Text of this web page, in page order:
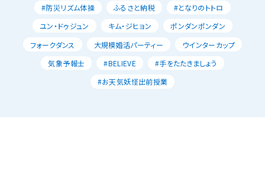
#防災リズム体操
ふるさと納税
#となりのトトロ
ユン・ドゥジュン
キム・ジヒョン
ポンダンポンダン
フォークダンス
大規模婚活パーティー
ウインターカップ
気象予報士
#BELIEVE
#手をたたきましょう
#お天気妖怪出前授業